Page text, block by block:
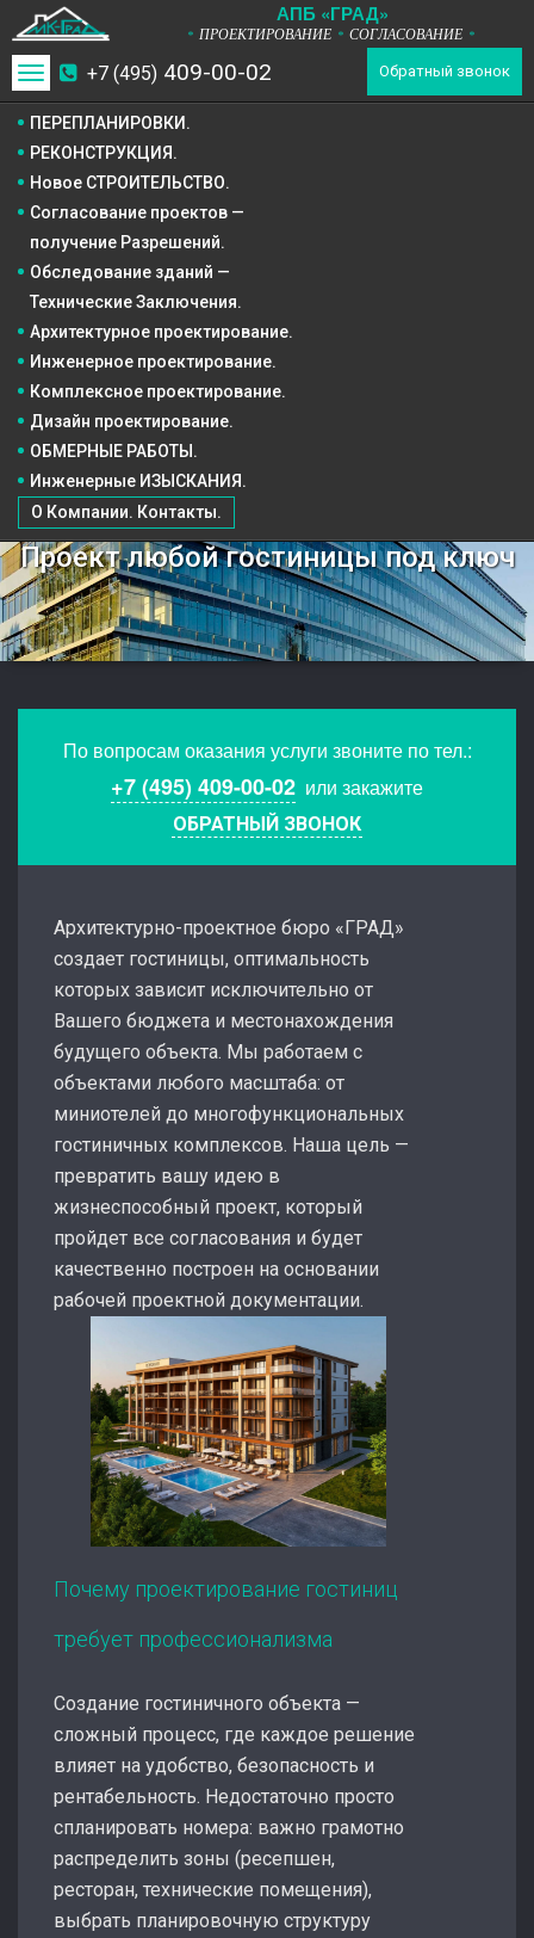
АПБ «ГРАД»
* ПРОЕКТИРОВАНИЕ * СОГЛАСОВАНИЕ *
+7 (495) 409-00-02 Обратный звонок
Toggle
navigation
ПЕРЕПЛАНИРОВКИ.
РЕКОНСТРУКЦИЯ.
Новое СТРОИТЕЛЬСТВО.
ОБМЕРНЫЕ РАБОТЫ.
Инженерные ИЗЫСКАНИЯ.
О Компании. Контакты.
Согласование проектов —
получение Разрешений.
Обследование зданий —
Технические Заключения.
Архитектурное проектирование.
Инженерное проектирование.
Комплексное проектирование.
Дизайн проектирование.
Проект любой гостиницы под ключ
По вопросам оказания услуги звоните по тел.:
+7 (495) 409-00-02 или закажите
ОБРАТНЫЙ ЗВОНОК
Архитектурно-проектное бюро «ГРАД»
создает гостиницы, оптимальность
которых зависит исключительно от
Вашего бюджета и местонахождения
будущего объекта. Мы работаем с
объектами любого масштаба: от
миниотелей до многофункциональных
гостиничных комплексов. Наша цель —
превратить вашу идею в
жизнеспособный проект, который
пройдет все согласования и будет
качественно построен на основании
рабочей проектной документации.
Почему проектирование гостиниц
требует профессионализма
Создание гостиничного объекта —
сложный процесс, где каждое решение
влияет на удобство, безопасность и
рентабельность. Недостаточно просто
спланировать номера: важно грамотно
распределить зоны (ресепшен,
ресторан, технические помещения),
выбрать планировочную структуру